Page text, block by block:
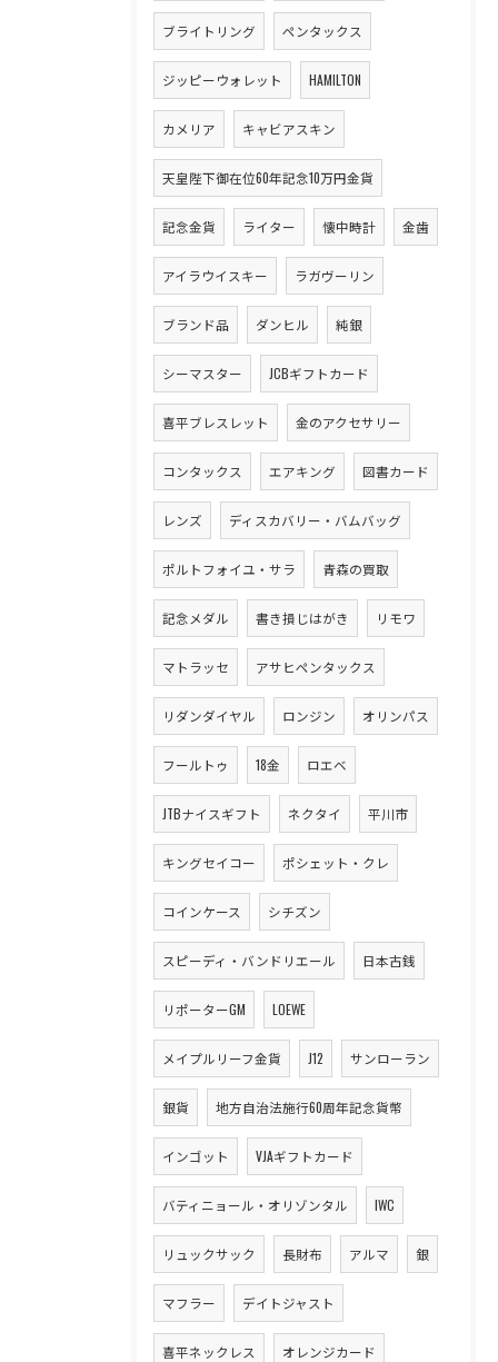
ブライトリング ペンタックス
ジッピーウォレット HAMILTON
カメリア キャビアスキン
天皇陛下御在位60年記念10万円金貨
記念金貨 ライター 懐中時計 金歯
アイラウイスキー ラガヴーリン
ブランド品 ダンヒル 純銀
シーマスター JCBギフトカード
喜平ブレスレット 金のアクセサリー
コンタックス エアキング 図書カード
レンズ ディスカバリー・バムバッグ
ポルトフォイユ・サラ 青森の買取
記念メダル 書き損じはがき リモワ
マトラッセ アサヒペンタックス
リダンダイヤル ロンジン オリンパス
フールトゥ 18金 ロエベ
JTBナイスギフト ネクタイ 平川市
キングセイコー ポシェット・クレ
コインケース シチズン
スピーディ・バンドリエール 日本古銭
リポーターGM LOEWE
メイプルリーフ金貨 J12 サンローラン
銀貨 地方自治法施行60周年記念貨幣
インゴット VJAギフトカード
バティニョール・オリゾンタル IWC
リュックサック 長財布 アルマ 銀
マフラー デイトジャスト
喜平ネックレス オレンジカード